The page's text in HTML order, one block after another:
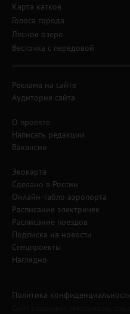
Карта катков
Голоса города
Лесное озеро
Весточка с передовой
Реклама на сайте
Аудитория сайта
О проекте
Написать редакции
Вакансии
Экокарта
Сделано в России
Онлайн-табло аэропорта
Расписание электричек
Расписание поездов
Подписка на новости
Спецпроекты
Наглядно
Политика конфиденциальности